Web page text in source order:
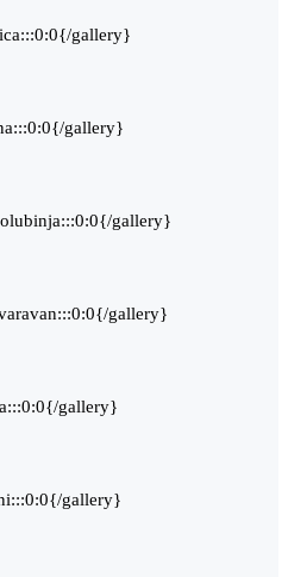
gallery}
gallery}
gallery}
gallery}
gallery}
gallery}